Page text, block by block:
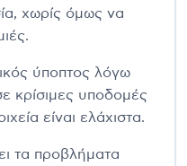
χωρίς όμως να
ύποπτος λόγω
κρίσιμες υποδομές
είναι ελάχιστα.
τα προβλήματα